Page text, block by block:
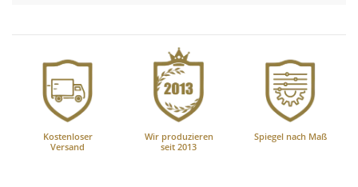
Kostenloser
Versand
Wir produzieren
seit 2013
Spiegel nach Maß